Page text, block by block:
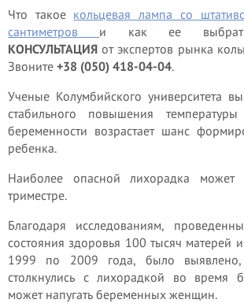
Что такое кольцевая лампа со
сантиметров и как ее
КОНСУЛЬТАЦИЯ от экспертов рынка
Звоните +38 (050) 418-04-04.
Ученые Колумбийского университета
стабильного повышения
беременности возрастает шанс
ребенка.
Наиболее опасной лихорадка может
триместре.
Благодаря исследованиям,
состояния здоровья 100 тысяч матерей
1999 по 2009 года, было
столкнулись с лихорадкой во время
может напугать беременных женщин.